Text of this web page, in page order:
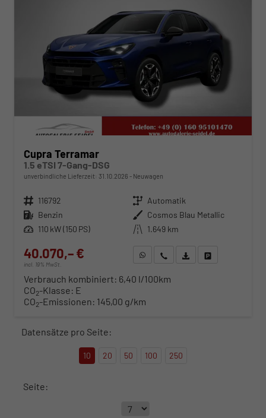
Cupra Terramar
1.5 eTSI 7-Gang-DSG
unverbindliche Lieferzeit: 31.10.2026 Neuwagen
Fahrzeugnr. 116792 Getriebe Automatik
Kraftstoff Benzin Außenfarbe Cosmos Blau Metallic
Leistung 110 kW (150 PS) Kilometerstand 1.649 km
40.070,– €
incl. 19% MwSt.
WhatsApp anfragen
Wir rufen Sie anFahrzeugexposé (PDF)
Verbrauch kombiniert: 6,40 l/100km
CO2-Klasse: E
CO2-Emissionen: 145,00 g/km
Datensätze pro Seite:
10 20 50 100 250
Seite: